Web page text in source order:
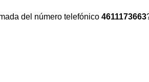
del número telefónico 4611173663